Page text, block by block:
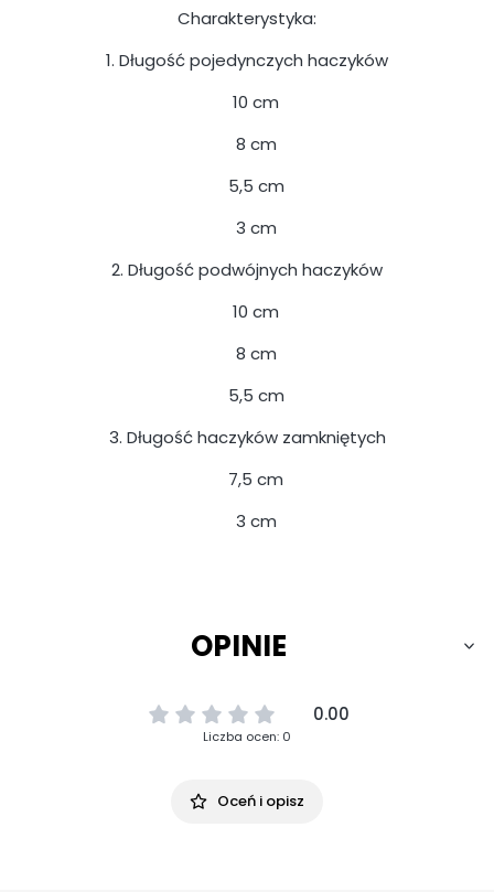
Charakterystyka:
1. Długość pojedynczych haczyków
10 cm
8 cm
5,5 cm
3 cm
2. Długość podwójnych haczyków
10 cm
8 cm
5,5 cm
3. Długość haczyków zamkniętych
7,5 cm
3 cm
OPINIE
0.00
Liczba ocen: 0
Oceń i opisz